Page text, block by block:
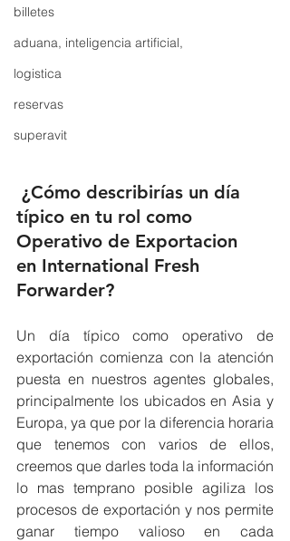
billetes
aduana, inteligencia artificial,
logistica
reservas
superavit
¿Cómo describirías un día
típico en tu rol como
Operativo de Exportacion
en International Fresh
Forwarder?
Un día típico como operativo de
exportación comienza con la atención
puesta en nuestros agentes globales,
principalmente los ubicados en Asia y
Europa, ya que por la diferencia horaria
que tenemos con varios de ellos,
creemos que darles toda la información
lo mas temprano posible agiliza los
procesos de exportación y nos permite
ganar tiempo valioso en cada